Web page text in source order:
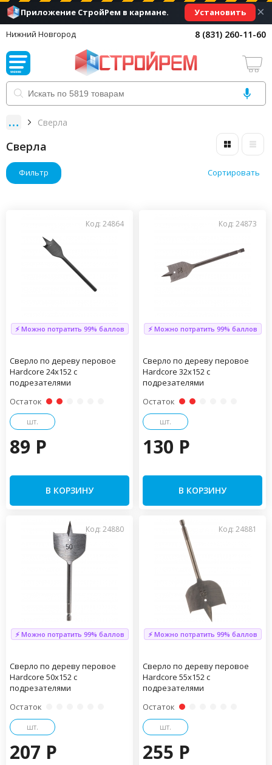
Приложение СтройРем в кармане. Установить ×
Нижний Новгород 8 (831) 260-11-60
Сверла
Сверла
Фильтр Сортировать
Код: 24864
⚡ Можно потратить 99% баллов
Сверло по дереву перовое
Hardcore 24х152 с
подрезателями
Остаток
шт.
89 P
В КОРЗИНУ
Код: 24873
⚡ Можно потратить 99% баллов
Сверло по дереву перовое
Hardcore 32х152 с
подрезателями
Остаток
шт.
130 P
В КОРЗИНУ
Код: 24880
⚡ Можно потратить 99% баллов
Сверло по дереву перовое
Hardcore 50х152 с
подрезателями
Остаток
шт.
207 P
Код: 24881
⚡ Можно потратить 99% баллов
Сверло по дереву перовое
Hardcore 55х152 с
подрезателями
Остаток
шт.
255 P